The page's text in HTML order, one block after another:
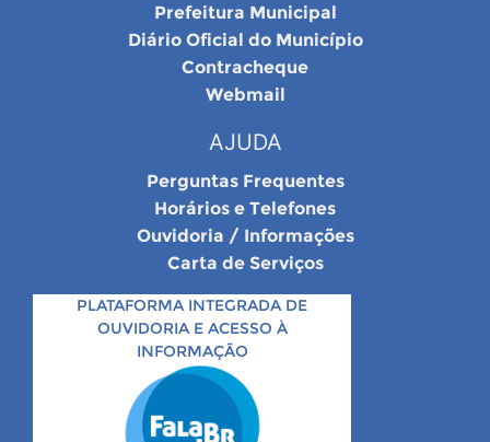
Prefeitura Municipal
Diário Oficial do Município
Contracheque
Webmail
AJUDA
Perguntas Frequentes
Horários e Telefones
Ouvidoria / Informações
Carta de Serviços
PLATAFORMA INTEGRADA DE
OUVIDORIA E ACESSO À
INFORMAÇÃO